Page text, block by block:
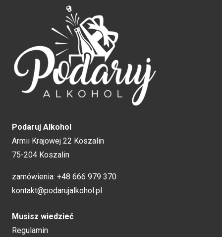
Podaruj Alkohol
Armii Krajowej 22 Koszalin
75-204 Koszalin
zamówienia: +48 666 979 370
kontakt@podarujalkohol.pl
Musisz wiedzieć
Regulamin